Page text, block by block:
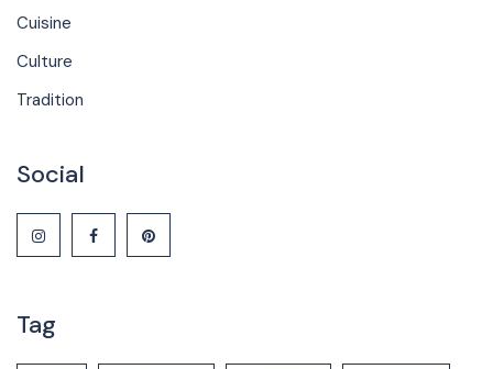
Cuisine
Culture
Tradition
Social
Tag